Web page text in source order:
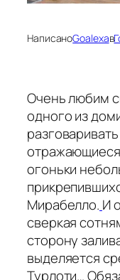
НаписаноGoalexaв
Очень любим
одного из
огоньки
Мирабелло. И
сверкая
сторону
выделяется
Турлоти…